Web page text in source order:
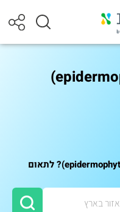
רוצה להתייעץ על אפידרמופיטון (epidermophyton)? לתאום